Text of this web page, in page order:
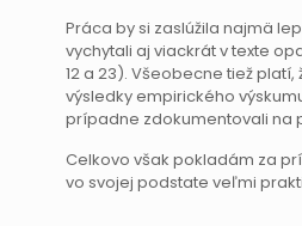
Práca by si zaslúžila najmä
vychytali aj viackrát v texte
12 a 23). Všeobecne tiež
výsledky empirického
prípadne zdokumentovali na
Celkovo však pokladám za
vo svojej podstate veľmi